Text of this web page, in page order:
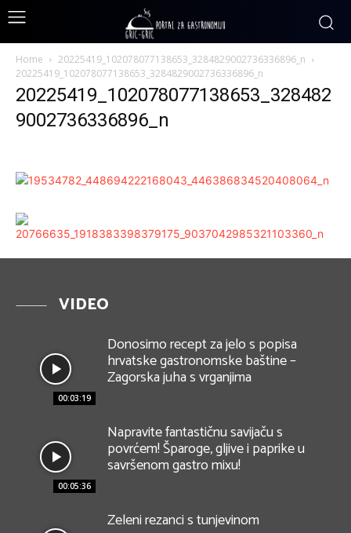
Home
20225419_102078077138653_3284829002736336896_n
20225419_102078077138653_3284829002736336896_n
20225419_102078077138653_328482
9002736336896_n
VIDEO
00:03:19
Donosimo recept za jelo s popisa
hrvatske gastronomske baštine –
Zagorska juha s vrganjima
00:05:36
Napravite fantastičnu savijaču s
povrćem! Šparoge, gljive i paprike u
savršenom gastro mixu!
Zeleni rezanci s tunjevinom